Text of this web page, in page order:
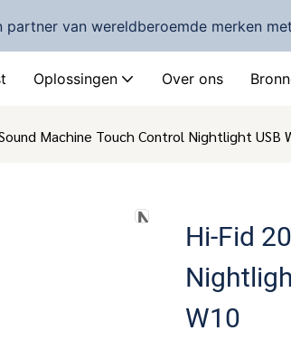
partner van wereldberoemde merken
Oplossingen Over ons
Machine Touch Control Nightlight USB
Hi-Fid
W10